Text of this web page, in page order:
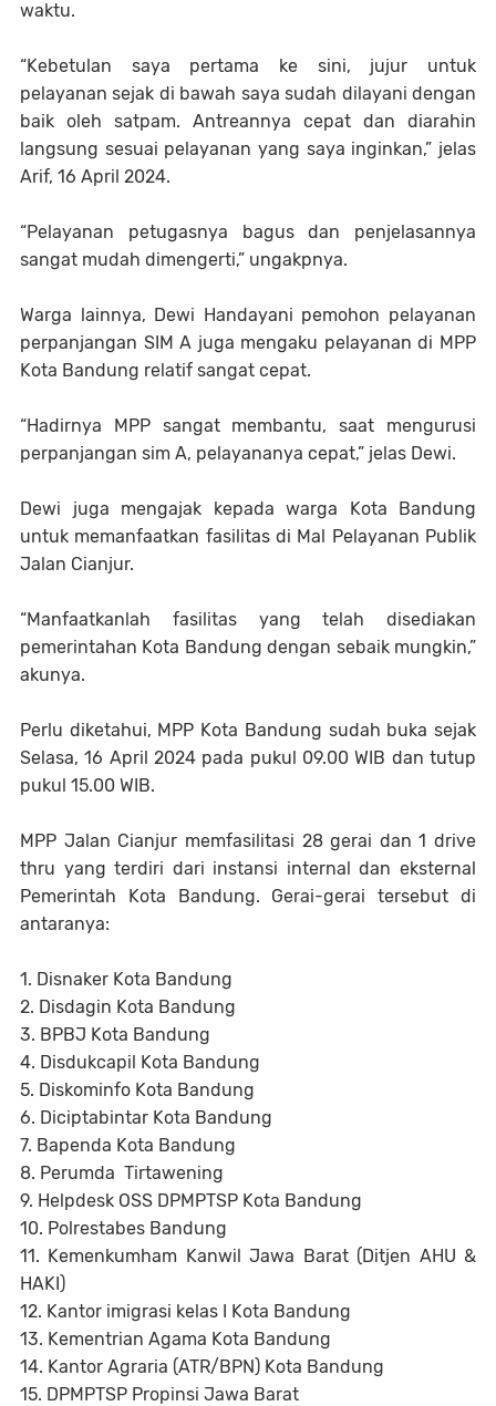
waktu.
“Kebetulan saya pertama ke sini, jujur untuk
pelayanan sejak di bawah saya sudah dilayani dengan
baik oleh satpam. Antreannya cepat dan diarahin
langsung sesuai pelayanan yang saya inginkan,” jelas
Arif, 16 April 2024.
“Pelayanan petugasnya bagus dan penjelasannya
sangat mudah dimengerti,” ungakpnya.
Warga lainnya, Dewi Handayani pemohon pelayanan
perpanjangan SIM A juga mengaku pelayanan di MPP
Kota Bandung relatif sangat cepat.
“Hadirnya MPP sangat membantu, saat mengurusi
perpanjangan sim A, pelayananya cepat,” jelas Dewi.
Dewi juga mengajak kepada warga Kota Bandung
untuk memanfaatkan fasilitas di Mal Pelayanan Publik
Jalan Cianjur.
“Manfaatkanlah fasilitas yang telah disediakan
pemerintahan Kota Bandung dengan sebaik mungkin,”
akunya.
Perlu diketahui, MPP Kota Bandung sudah buka sejak
Selasa, 16 April 2024 pada pukul 09.00 WIB dan tutup
pukul 15.00 WIB.
MPP Jalan Cianjur memfasilitasi 28 gerai dan 1 drive
thru yang terdiri dari instansi internal dan eksternal
Pemerintah Kota Bandung. Gerai-gerai tersebut di
antaranya:
1. Disnaker Kota Bandung
2. Disdagin Kota Bandung
3. BPBJ Kota Bandung
4. Disdukcapil Kota Bandung
5. Diskominfo Kota Bandung
6. Diciptabintar Kota Bandung
7. Bapenda Kota Bandung
8. Perumda Tirtawening
9. Helpdesk OSS DPMPTSP Kota Bandung
10. Polrestabes Bandung
11. Kemenkumham Kanwil Jawa Barat (Ditjen AHU &
HAKI)
12. Kantor imigrasi kelas I Kota Bandung
13. Kementrian Agama Kota Bandung
14. Kantor Agraria (ATR/BPN) Kota Bandung
15. DPMPTSP Propinsi Jawa Barat